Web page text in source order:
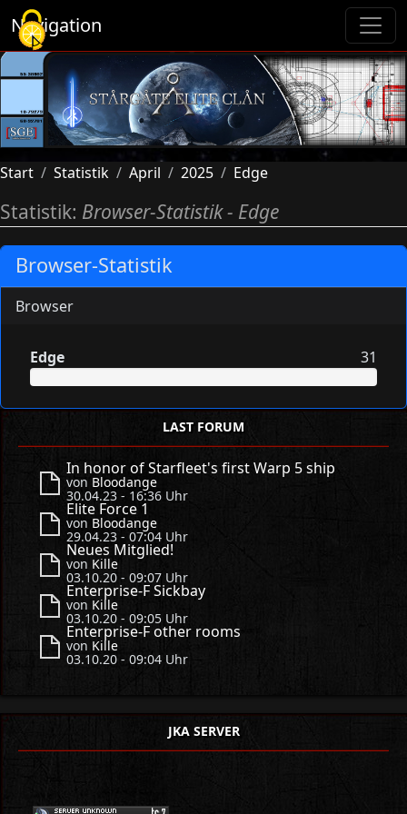
Navigation
Start Statistik April 2025 Edge
Statistik: Browser-Statistik - Edge
Browser-Statistik
Browser
Edge 31
LAST FORUM
In honor of Starfleet's first Warp 5 ship
von Bloodange
30.04.23 - 16:36 Uhr
Elite Force 1
von Bloodange
29.04.23 - 07:04 Uhr
Neues Mitglied!
von Kille
03.10.20 - 09:07 Uhr
Enterprise-F Sickbay
von Kille
03.10.20 - 09:05 Uhr
Enterprise-F other rooms
von Kille
03.10.20 - 09:04 Uhr
JKA SERVER
Cookie-Einstellungen